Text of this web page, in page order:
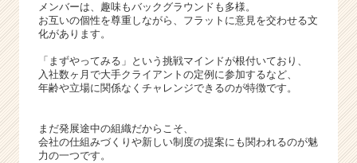
メンバーは、趣味もバックグラウンドも多様。
お互いの個性を尊重しながら、フラットに意見を交わせる文
化があります。
「まずやってみる」という挑戦マインドが根付いており、
入社数ヶ月で大手クライアントの定例に参加するなど、
年齢や立場に関係なくチャレンジできるのが特徴です。
まだ発展途中の組織だからこそ、
会社の仕組みづくりや新しい制度の提案にも関われるのが魅
力の一つです。